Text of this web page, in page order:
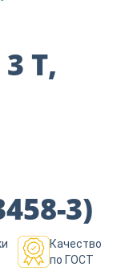
Т,
3)
Качество
по ГОСТ